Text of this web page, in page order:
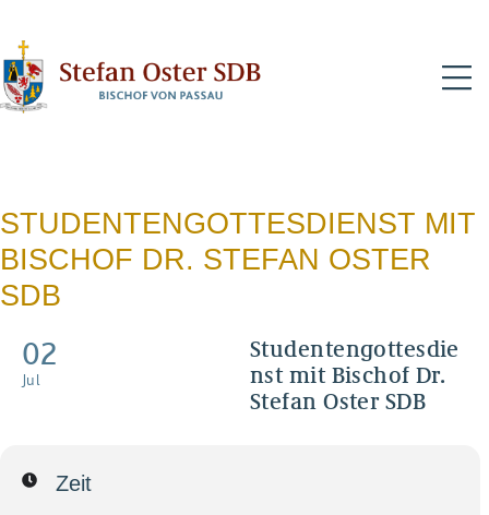
STUDENTENGOTTESDIENST MIT
BISCHOF DR. STEFAN OSTER
SDB
02
Jul
Studentengottesdie
nst mit Bischof Dr.
Stefan Oster SDB
Zeit